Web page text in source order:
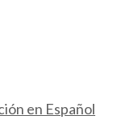
en Español